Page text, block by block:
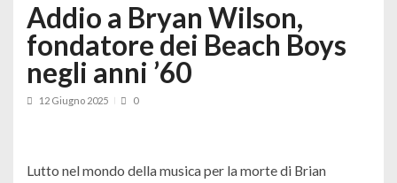
Addio a Bryan Wilson,
fondatore dei Beach Boys
negli anni ’60
12 Giugno 2025 0
Lutto nel mondo della musica per la morte di Brian